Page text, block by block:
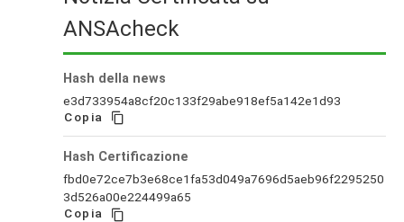
ANSAcheck
Hash della news
e3d733954a8cf20c133f29abe918ef5a142e1d93
Copia
Hash Certificazione
fbd0e72ce7b3e68ce1fa53d049a7696d5aeb96f2295250
3d526a00e224499a65
Copia